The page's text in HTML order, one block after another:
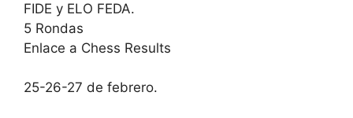
FIDE y ELO FEDA.
5 Rondas
Enlace a Chess Results
25-26-27 de febrero.